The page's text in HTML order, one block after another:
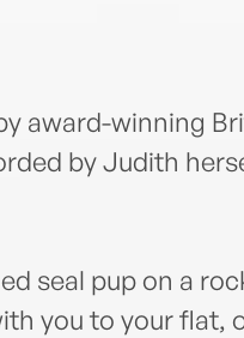
award-winning
by Judith
seal pup on a
you to your flat,